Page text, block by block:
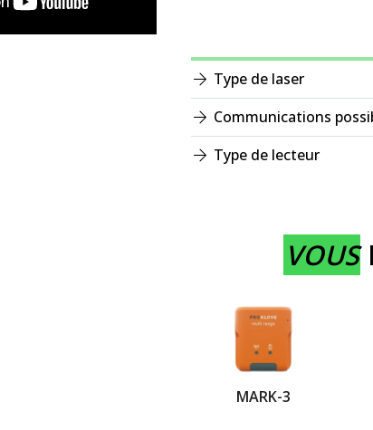
Type de laser
Communications
Type de lecteur
VOUS
MARK-3